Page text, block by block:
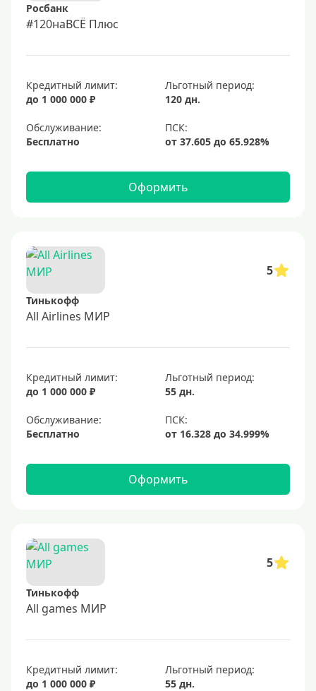
Росбанк
#120наВСЁ Плюс
Кредитный лимит:
до 1 000 000 ₽
Льготный период:
120 дн.
Обслуживание:
Бесплатно
Оформить
5
Тинькофф
All Airlines МИР
Кредитный лимит:
до 1 000 000 ₽
Льготный период:
55 дн.
Обслуживание:
Бесплатно
Оформить
5
Тинькофф
All games МИР
Кредитный лимит:
до 1 000 000 ₽
Льготный период:
55 дн.